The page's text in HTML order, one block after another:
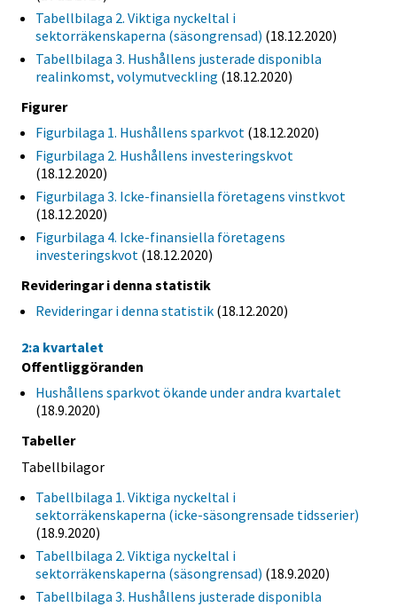
Tabellbilaga 2. Viktiga nyckeltal i
sektorräkenskaperna (säsongrensad) (18.12.2020)
Tabellbilaga 3. Hushållens justerade disponibla
realinkomst, volymutveckling (18.12.2020)
Figurer
Figurbilaga 1. Hushållens sparkvot (18.12.2020)
Figurbilaga 2. Hushållens investeringskvot
(18.12.2020)
Figurbilaga 3. Icke-finansiella företagens vinstkvot
(18.12.2020)
Figurbilaga 4. Icke-finansiella företagens
investeringskvot (18.12.2020)
Revideringar i denna statistik
Revideringar i denna statistik (18.12.2020)
2:a kvartalet
Offentliggöranden
Hushållens sparkvot ökande under andra kvartalet
(18.9.2020)
Tabeller
Tabellbilagor
Tabellbilaga 1. Viktiga nyckeltal i
sektorräkenskaperna (icke-säsongrensade tidsserier)
(18.9.2020)
Tabellbilaga 2. Viktiga nyckeltal i
sektorräkenskaperna (säsongrensad) (18.9.2020)
Tabellbilaga 3. Hushållens justerade disponibla